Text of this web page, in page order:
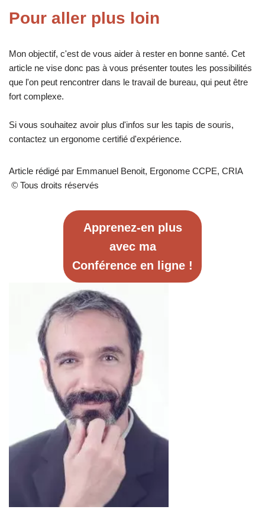
Pour aller plus loin
Mon objectif, c'est de vous aider à rester en bonne santé. Cet
article ne vise donc pas à vous présenter toutes les possibilités
que l'on peut rencontrer dans le travail de bureau, qui peut être
fort complexe.
Si vous souhaitez avoir plus d'infos sur les tapis de souris,
contactez un ergonome certifié d'expérience.
Article rédigé par Emmanuel Benoit, Ergonome CCPE, CRIA
© Tous droits réservés
Apprenez-en plus
avec ma
Conférence en ligne !